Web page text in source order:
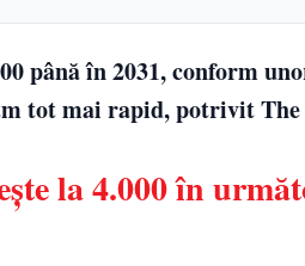
până în 2031, conform
tot mai rapid, potrivit
la 4.000 în